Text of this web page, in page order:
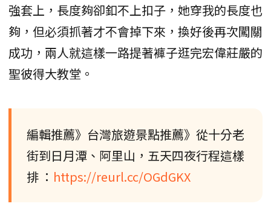
強套上，長度夠卻釦不上扣子，她穿我的長度也
夠，但必須抓著才不會掉下來，換好後再次闖關
成功，兩人就這樣一路提著褲子逛完宏偉莊嚴的
聖彼得大教堂。
編輯推薦》台灣旅遊景點推薦》從十分老
街到日月潭、阿里山，五天四夜行程這樣
排 ： https://reurl.cc/OGdGKX